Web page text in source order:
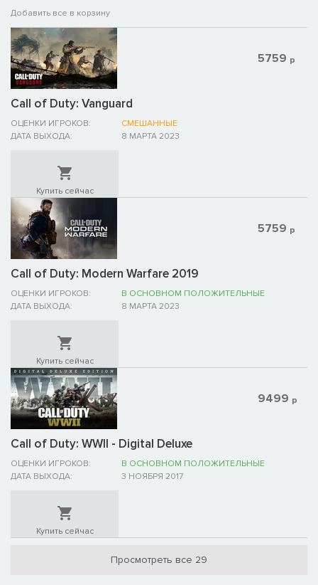
Добавить все в корзину
Call of Duty: Vanguard
ОЦЕНКИ ИГРОКОВ:
СМЕШАННЫЕ
ДАТА ВЫХОДА:
8 МАРТА 2023
5759 р
Купить сейчас
Call of Duty: Modern Warfare 2019
ОЦЕНКИ ИГРОКОВ:
В ОСНОВНОМ ПОЛОЖИТЕЛЬНЫЕ
ДАТА ВЫХОДА:
8 МАРТА 2023
5759 р
Купить сейчас
Call of Duty: WWII - Digital Deluxe
ОЦЕНКИ ИГРОКОВ:
В ОСНОВНОМ ПОЛОЖИТЕЛЬНЫЕ
ДАТА ВЫХОДА:
3 НОЯБРЯ 2017
9499 р
Купить сейчас
Просмотреть все 29